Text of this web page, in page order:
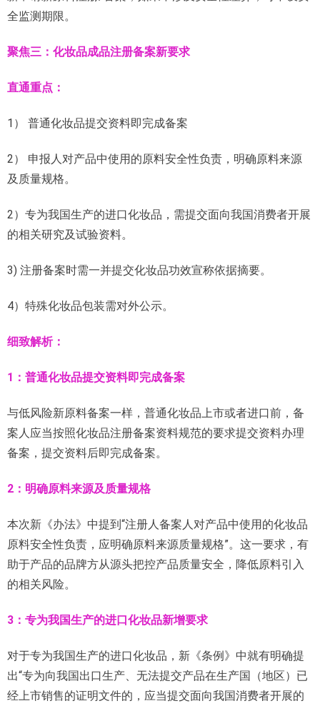
全监测期限。
聚焦三：化妆品成品注册备案新要求
直通重点：
1） 普通化妆品提交资料即完成备案
2） 申报人对产品中使用的原料安全性负责，明确原料来源
及质量规格。
2）专为我国生产的进口化妆品，需提交面向我国消费者开展
的相关研究及试验资料。
3) 注册备案时需一并提交化妆品功效宣称依据摘要。
4）特殊化妆品包装需对外公示。
细致解析：
1： 普通化妆品提交资料即完成备案
与低风险新原料备案一样，普通化妆品上市或者进口前，备
案人应当按照化妆品注册备案资料规范的要求提交资料办理
备案，提交资料后即完成备案。
2：明确原料来源及质量规格
本次新《办法》中提到“注册人备案人对产品中使用的化妆品
原料安全性负责，应明确原料来源质量规格”。这一要求，有
助于产品的品牌方从源头把控产品质量安全，降低原料引入
的相关风险。
3：专为我国生产的进口化妆品新增要求
对于专为我国生产的进口化妆品，新《条例》中就有明确提
出“专为向我国出口生产、无法提交产品在生产国（地区）已
经上市销售的证明文件的，应当提交面向我国消费者开展的